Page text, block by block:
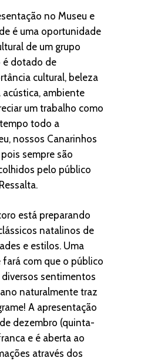
no Museu e
é uma oportunidade
de um grupo
é dotado de
cultural, beleza
ambiente
um trabalho como
todo a
nossos Canarinhos
sempre são
pelo público
está preparando
natalinos de
e estilos. Uma
fará com que o público
sentimentos
naturalmente traz
A apresentação
dezembro (quinta-
e é aberta ao
através dos